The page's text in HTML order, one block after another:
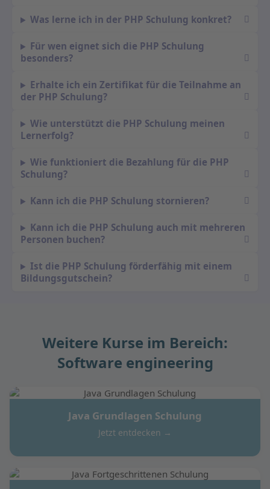
Was lerne ich in der PHP Schulung konkret?
Für wen eignet sich die PHP Schulung
besonders?
Erhalte ich ein Zertifikat für die Teilnahme an
der PHP Schulung?
Wie unterstützt die PHP Schulung meinen
Lernerfolg?
Wie funktioniert die Bezahlung für die PHP
Schulung?
Kann ich die PHP Schulung stornieren?
Kann ich die PHP Schulung auch mit mehreren
Personen buchen?
Ist die PHP Schulung förderfähig mit einem
Bildungsgutschein?
Weitere Kurse im Bereich:
Software engineering
Java Grundlagen Schulung
Jetzt entdecken →